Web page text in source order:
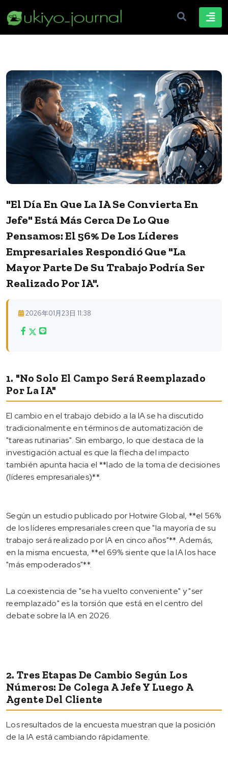
"El Día En Que La IA Se Convierta En
Jefe" Está Más Cerca De Lo Que
Pensamos: El 56% De Los Líderes
Empresariales Respondió Que "la
Mayor Parte De Su Trabajo Podría Ser
Realizado Por IA".
2026年01月23日 11:38
1. "No Solo El Campo Será Reemplazado
Por La IA"
El cambio en el trabajo debido a la IA se ha discutido
tradicionalmente en términos de automatización de
"tareas rutinarias". Sin embargo, lo que destaca de la
investigación actual es que la flecha del impacto
también apunta hacia el **lado de la toma de decisiones
(líderes empresariales)**.
Según un estudio publicado por Hotwire Global, **el 56%
de los líderes empresariales creen que "la mayoría de su
trabajo será realizado por IA en cinco años"**. Además,
en la misma encuesta, **el 69% siente que la IA los hace
"más empoderados"**.
La coexistencia de "se ha vuelto conveniente" y "ser
reemplazado" es la torsión que está en el centro del
debate sobre la IA en 2026.
2. Tres Etapas De Cambio Según Los
Números: De Colega A Jefe Y Luego A
Agente Del Cliente
Los resultados de la encuesta muestran que la posición
de la IA está cambiando rápidamente.